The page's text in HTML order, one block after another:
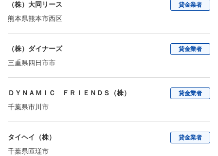
（株）大同リース
熊本県熊本市西区
貸金業者
（株）ダイナーズ
三重県四日市市
貸金業者
ＤＹＮＡＭＩＣ ＦＲＩＥＮＤＳ（株）
千葉県市川市
貸金業者
タイヘイ（株）
千葉県匝瑳市
貸金業者